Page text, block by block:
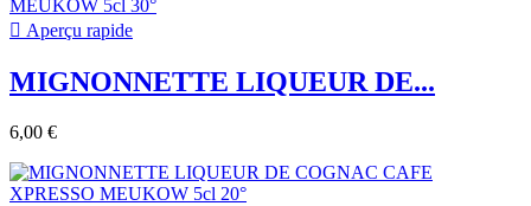
 Aperçu rapide
MIGNONNETTE LIQUEUR DE...
6,00 €